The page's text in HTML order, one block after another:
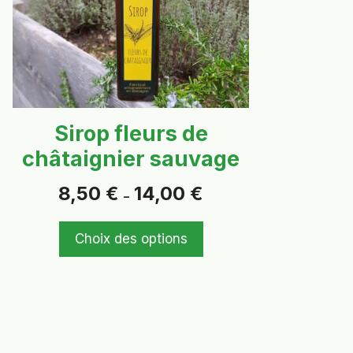
Sirop fleurs de
châtaignier sauvage
8,50 € – 14,00 €
prix :
Choix des options
peuvent
choisies
produit